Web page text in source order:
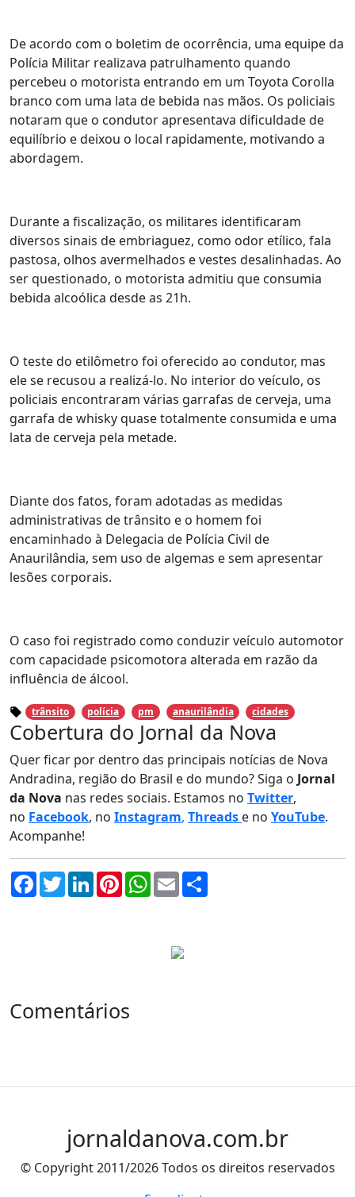
De acordo com o boletim de ocorrência, uma equipe da
Polícia Militar realizava patrulhamento quando
percebeu o motorista entrando em um Toyota Corolla
branco com uma lata de bebida nas mãos. Os policiais
notaram que o condutor apresentava dificuldade de
equilíbrio e deixou o local rapidamente, motivando a
abordagem.
Durante a fiscalização, os militares identificaram
diversos sinais de embriaguez, como odor etílico, fala
pastosa, olhos avermelhados e vestes desalinhadas. Ao
ser questionado, o motorista admitiu que consumia
bebida alcoólica desde as 21h.
O teste do etilômetro foi oferecido ao condutor, mas
ele se recusou a realizá-lo. No interior do veículo, os
policiais encontraram várias garrafas de cerveja, uma
garrafa de whisky quase totalmente consumida e uma
lata de cerveja pela metade.
Diante dos fatos, foram adotadas as medidas
administrativas de trânsito e o homem foi
encaminhado à Delegacia de Polícia Civil de
Anaurilândia, sem uso de algemas e sem apresentar
lesões corporais.
O caso foi registrado como conduzir veículo automotor
com capacidade psicomotora alterada em razão da
influência de álcool.
trânsito polícia pm anaurilândia cidades
Cobertura do Jornal da Nova
Quer ficar por dentro das principais notícias de Nova
Andradina, região do Brasil e do mundo? Siga o Jornal
da Nova nas redes sociais. Estamos no Twitter,
no Facebook, no Instagram, Threads e no YouTube.
Acompanhe!
Facebook
TwitterLinkedInPinterestWhatsApp
Email
Comentários
jornaldanova.com.br
© Copyright 2011/2026 Todos os direitos reservados